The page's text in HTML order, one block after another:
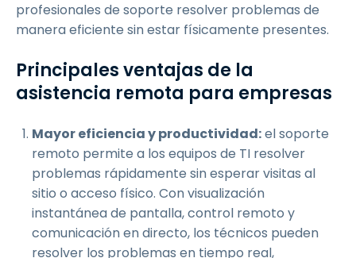
profesionales de soporte resolver problemas de
manera eficiente sin estar físicamente presentes.
Principales ventajas de la
asistencia remota para empresas
Mayor eficiencia y productividad:el soporte
remoto permite a los equipos de TI resolver
problemas rápidamente sin esperar visitas al
sitio o acceso físico. Con visualización
instantánea de pantalla, control remoto y
comunicación en directo, los técnicos pueden
resolver los problemas en tiempo real,